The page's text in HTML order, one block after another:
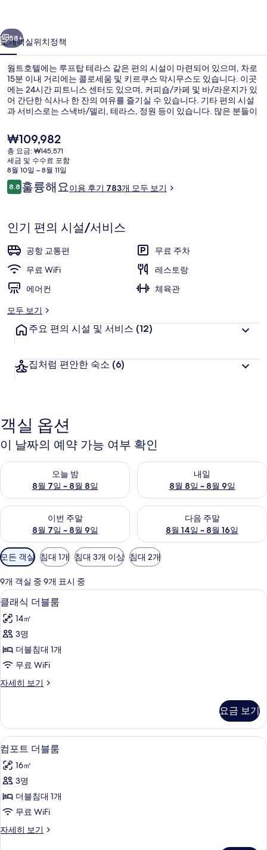
갤
러
리
58+
소개객실위치정책
웜트호텔에는 루프탑 테라스 같은 편의 시설이 마련되어 있으며, 차로
15분 이내 거리에는 콜로세움 및 키르쿠스 막시무스도 있습니다. 이곳
에는 24시간 피트니스 센터도 있으며, 커피숍/카페 및 바/라운지가 있
어 간단한 식사나 한 잔의 여유를 즐기실 수 있습니다. 기타 편의 시설
과 서비스로는 스낵바/델리, 테라스, 정원 등이 있습니다. 많은 분들이
현
재
가
격
은
₩109,982
₩109,982
총 요금: ₩145,571
세금 및 수수료 포함
8월 10일 ~ 8월 11일
이
용
기
8.810점 만점 중 8.8점.
훌륭해요이용 후기 783개 모두 보기
인기 편의 시설/서비스
공항 교통편
무료 주차
무료 WiFi
레스토랑
에어컨
체육관
모두 보기
주요 편의 시설 및 서비스 (12)
집처럼 편안한 숙소 (6)
객실 옵션
이 날짜의 예약 가능 여부 확인
오늘 밤
8월 7일 ~ 8월 8일
오늘 밤 예약 가능 여부 확인, 8월 7일 ~ 8월 8일
내일
8월 8일 ~ 8월 9일
내일 예약 가능 여부 확인, 8월
이번 주말
8월 7일 ~ 8월 9일
이번 주말 예약 가능 여부 확인, 8월 7일 ~ 8월 9일
다음 주말
8월 14일 ~ 8월 16일
다음 주말 예약 가능 여부 확인,
객
실
에
사
용
가
능
한
터
모든 객실 침대 1개 침대 3개 이상 침대 2개
9개 객실 중 9개 표시 중
클
래
식
더
블
사
모
두
보
기
클래식 더블룸 | 객실 내 금고, 책상, 암
7
클래식 더블룸
14㎡
3명
더블침대 1개
무료 WiFi
자세히 보기
클
블
룸
자
세
히
보
요금 보기
컴
포
트
더
블
사
컴포트 더블룸 | 객실 내 금고, 책상, 암
6
컴포트 더블룸
16㎡
3명
더블침대 1개
무료 WiFi
자세히 보기
컴